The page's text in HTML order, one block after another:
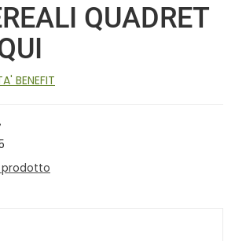
QUADRET
BENEFIT
prodotto